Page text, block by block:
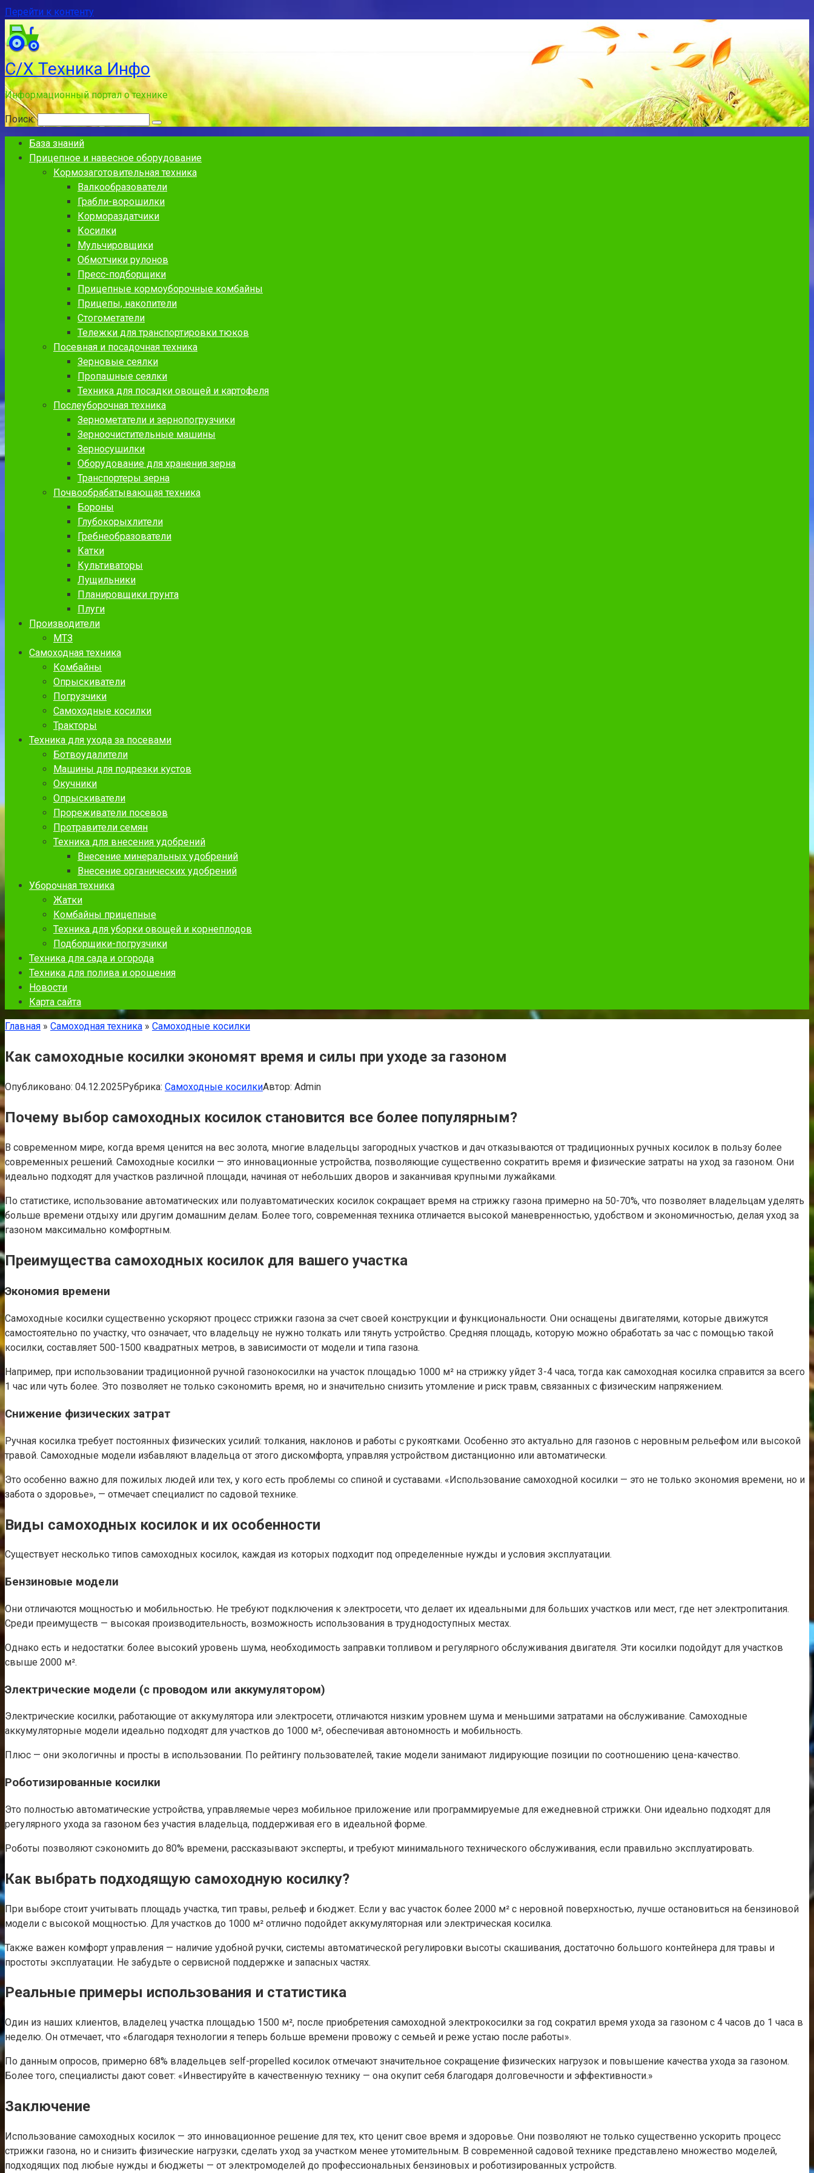
Перейти к контенту
С/Х Техника Инфо
Информационный портал о технике
Поиск:
База знаний
Прицепное и навесное оборудование
Кормозаготовительная техника
Валкообразователи
Грабли-ворошилки
Кормораздатчики
Косилки
Мульчировщики
Обмотчики рулонов
Пресс-подборщики
Прицепные кормоуборочные комбайны
Прицепы, накопители
Стогометатели
Тележки для транспортировки тюков
Посевная и посадочная техника
Зерновые сеялки
Пропашные сеялки
Техника для посадки овощей и картофеля
Послеуборочная техника
Зернометатели и зернопогрузчики
Зерноочистительные машины
Зерносушилки
Оборудование для хранения зерна
Транспортеры зерна
Почвообрабатывающая техника
Бороны
Глубокорыхлители
Гребнеобразователи
Катки
Культиваторы
Лущильники
Планировщики грунта
Плуги
Производители
МТЗ
Самоходная техника
Комбайны
Опрыскиватели
Погрузчики
Самоходные косилки
Тракторы
Техника для ухода за посевами
Ботвоудалители
Машины для подрезки кустов
Окучники
Опрыскиватели
Прореживатели посевов
Протравители семян
Техника для внесения удобрений
Внесение минеральных удобрений
Внесение органических удобрений
Уборочная техника
Жатки
Комбайны прицепные
Техника для уборки овощей и корнеплодов
Подборщики-погрузчики
Техника для сада и огорода
Техника для полива и орошения
Новости
Карта сайта
Главная » Самоходная техника » Самоходные косилки
Как самоходные косилки экономят время и силы при уходе за газоном
Опубликовано: 04.12.2025Рубрика: Самоходные косилкиАвтор: Admin
Почему выбор самоходных косилок становится все более популярным?
В современном мире, когда время ценится на вес золота, многие владельцы загородных участков и дач отказываются от традиционных ручных косилок в пользу более
современных решений. Самоходные косилки — это инновационные устройства, позволяющие существенно сократить время и физические затраты на уход за газоном. Они
идеально подходят для участков различной площади, начиная от небольших дворов и заканчивая крупными лужайками.
По статистике, использование автоматических или полуавтоматических косилок сокращает время на стрижку газона примерно на 50-70%, что позволяет владельцам уделять
больше времени отдыху или другим домашним делам. Более того, современная техника отличается высокой маневренностью, удобством и экономичностью, делая уход за
газоном максимально комфортным.
Преимущества самоходных косилок для вашего участка
Экономия времени
Самоходные косилки существенно ускоряют процесс стрижки газона за счет своей конструкции и функциональности. Они оснащены двигателями, которые движутся
самостоятельно по участку, что означает, что владельцу не нужно толкать или тянуть устройство. Средняя площадь, которую можно обработать за час с помощью такой
косилки, составляет 500-1500 квадратных метров, в зависимости от модели и типа газона.
Например, при использовании традиционной ручной газонокосилки на участок площадью 1000 м² на стрижку уйдет 3-4 часа, тогда как самоходная косилка справится за всего
1 час или чуть более. Это позволяет не только сэкономить время, но и значительно снизить утомление и риск травм, связанных с физическим напряжением.
Снижение физических затрат
Ручная косилка требует постоянных физических усилий: толкания, наклонов и работы с рукоятками. Особенно это актуально для газонов с неровным рельефом или высокой
травой. Самоходные модели избавляют владельца от этого дискомфорта, управляя устройством дистанционно или автоматически.
Это особенно важно для пожилых людей или тех, у кого есть проблемы со спиной и суставами. «Использование самоходной косилки — это не только экономия времени, но и
забота о здоровье», — отмечает специалист по садовой технике.
Виды самоходных косилок и их особенности
Существует несколько типов самоходных косилок, каждая из которых подходит под определенные нужды и условия эксплуатации.
Бензиновые модели
Они отличаются мощностью и мобильностью. Не требуют подключения к электросети, что делает их идеальными для больших участков или мест, где нет электропитания.
Среди преимуществ — высокая производительность, возможность использования в труднодоступных местах.
Однако есть и недостатки: более высокий уровень шума, необходимость заправки топливом и регулярного обслуживания двигателя. Эти косилки подойдут для участков
свыше 2000 м².
Электрические модели (с проводом или аккумулятором)
Электрические косилки, работающие от аккумулятора или электросети, отличаются низким уровнем шума и меньшими затратами на обслуживание. Самоходные
аккумуляторные модели идеально подходят для участков до 1000 м², обеспечивая автономность и мобильность.
Плюс — они экологичны и просты в использовании. По рейтингу пользователей, такие модели занимают лидирующие позиции по соотношению цена-качество.
Роботизированные косилки
Это полностью автоматические устройства, управляемые через мобильное приложение или программируемые для ежедневной стрижки. Они идеально подходят для
регулярного ухода за газоном без участия владельца, поддерживая его в идеальной форме.
Роботы позволяют сэкономить до 80% времени, рассказывают эксперты, и требуют минимального технического обслуживания, если правильно эксплуатировать.
Как выбрать подходящую самоходную косилку?
При выборе стоит учитывать площадь участка, тип травы, рельеф и бюджет. Если у вас участок более 2000 м² с неровной поверхностью, лучше остановиться на бензиновой
модели с высокой мощностью. Для участков до 1000 м² отлично подойдет аккумуляторная или электрическая косилка.
Также важен комфорт управления — наличие удобной ручки, системы автоматической регулировки высоты скашивания, достаточно большого контейнера для травы и
простоты эксплуатации. Не забудьте о сервисной поддержке и запасных частях.
Реальные примеры использования и статистика
Один из наших клиентов, владелец участка площадью 1500 м², после приобретения самоходной электрокосилки за год сократил время ухода за газоном с 4 часов до 1 часа в
неделю. Он отмечает, что «благодаря технологии я теперь больше времени провожу с семьей и реже устаю после работы».
По данным опросов, примерно 68% владельцев self-propelled косилок отмечают значительное сокращение физических нагрузок и повышение качества ухода за газоном.
Более того, специалисты дают совет: «Инвестируйте в качественную технику — она окупит себя благодаря долговечности и эффективности.»
Заключение
Использование самоходных косилок — это инновационное решение для тех, кто ценит свое время и здоровье. Они позволяют не только существенно ускорить процесс
стрижки газона, но и снизить физические нагрузки, сделать уход за участком менее утомительным. В современной садовой технике представлено множество моделей,
подходящих под любые нужды и бюджеты — от электромоделей до профессиональных бензиновых и роботизированных устройств.